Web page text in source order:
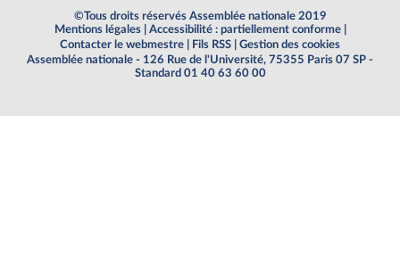
©Tous droits réservés Assemblée nationale 2019
Mentions légales
Accessibilité : partiellement conforme
Contacter le webmestre
Fils RSS
Gestion des cookies
Assemblée nationale - 126 Rue de l'Université, 75355 Paris 07 SP -
Standard 01 40 63 60 00